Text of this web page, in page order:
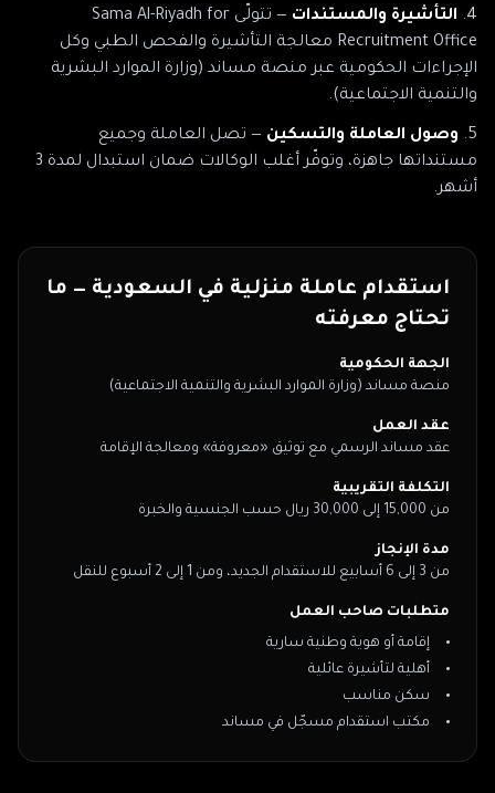
التأشيرة والمستندات — تتولّى Sama Al-Riyadh for
Recruitment Office معالجة التأشيرة والفحص الطبي وكل
الإجراءات الحكومية عبر منصة مساند (وزارة الموارد البشرية
والتنمية الاجتماعية).
وصول العاملة والتسكين — تصل العاملة وجميع
مستنداتها جاهزة، وتوفّر أغلب الوكالات ضمان استبدال لمدة 3
أشهر.
استقدام عاملة منزلية في السعودية — ما
تحتاج معرفته
الجهة الحكومية
منصة مساند (وزارة الموارد البشرية والتنمية الاجتماعية)
عقد العمل
عقد مساند الرسمي مع توثيق «معروفة» ومعالجة الإقامة
التكلفة التقريبية
من 15,000 إلى 30,000 ريال حسب الجنسية والخبرة
مدة الإنجاز
من 3 إلى 6 أسابيع للاستقدام الجديد، ومن 1 إلى 2 أسبوع للنقل
متطلبات صاحب العمل
إقامة أو هوية وطنية سارية
أهلية لتأشيرة عائلية
سكن مناسب
مكتب استقدام مسجّل في مساند